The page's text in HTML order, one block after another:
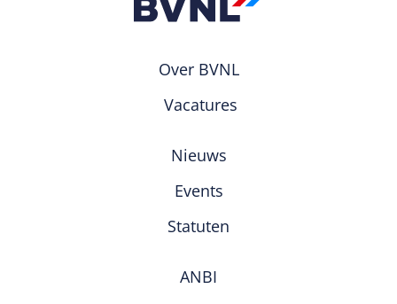
Over BVNL
Vacatures
Nieuws
Events
Statuten
ANBI